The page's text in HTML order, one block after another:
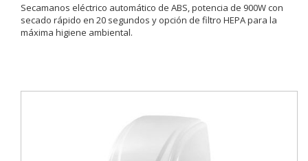
Secamanos eléctrico automático de ABS, potencia de 900W con
secado rápido en 20 segundos y opción de filtro HEPA para la
máxima higiene ambiental.